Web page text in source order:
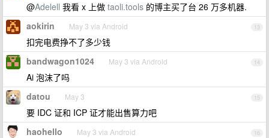
@Adelell 我看 x 上做 taoli.tools 的博主买了台 26 万多机器.
13
aokirin May 3 via Android
扣完电费挣不了多少钱
14
bandwagon1024 May 3 via Android
Ai 泡沫了吗
15
datou May 3
要 IDC 证和 ICP 证才能出售算力吧
16
haohello May 3 via Android